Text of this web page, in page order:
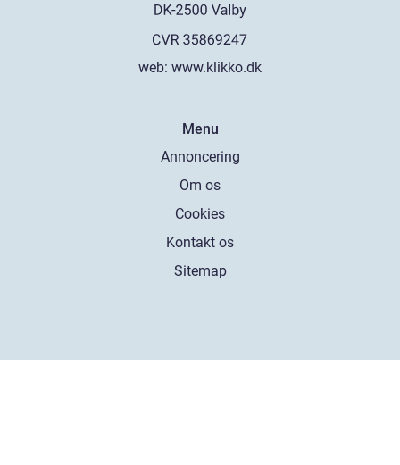
web: www.klikko.dk
Menu
Annoncering
Om os
Cookies
Kontakt os
Sitemap